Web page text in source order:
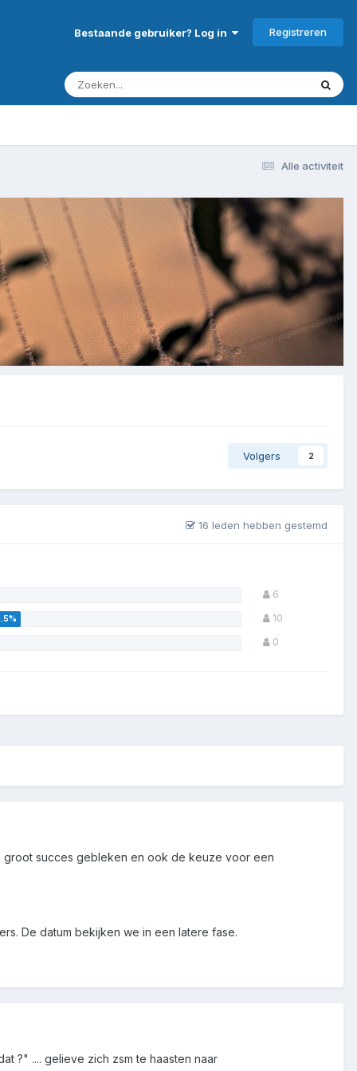
Bestaande gebruiker? Log in Registreren
Alle activiteit
Volgers 2
16 leden hebben gestemd
6
10
0
groot succes gebleken en ook de keuze voor een
De datum bekijken we in een latere fase.
?" .... gelieve zich zsm te haasten naar